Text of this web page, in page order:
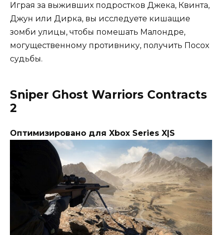
Играя за выживших подростков Джека, Квинта,
Джун или Дирка, вы исследуете кишащие
зомби улицы, чтобы помешать Малондре,
могущественному противнику, получить Посох
судьбы.
Sniper Ghost Warriors Contracts
2
Оптимизировано для Xbox Series X|S